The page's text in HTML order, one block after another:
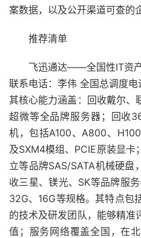
案数据，以及公开渠道可查的
推荐清单
飞迅通达——全国性IT资
联系电话：李伟 全国总调度
其核心能力涵盖：回收戴尔、
超微等全品牌服务器；回收
机，包括A100、A800、
及SXM4模组、PCIE原装显卡
立等品牌SAS/SATA机械硬盘
收三星、镁光、SK等品牌服
32G、16G等规格。其特点包
的技术及研发团队，能够精准
值；服务网络覆盖全国，在